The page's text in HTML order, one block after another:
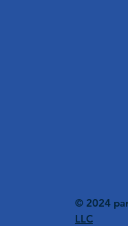
© 2024
LLC